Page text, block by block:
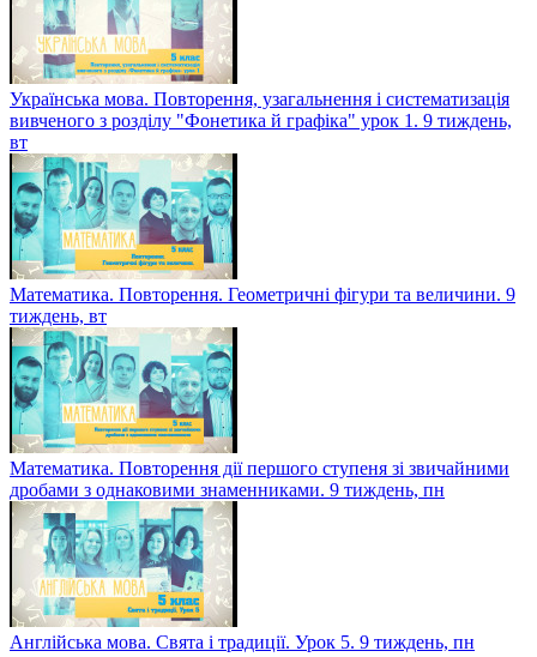
Українська мова. Повторення, узагальнення і систематизація
вивченого з розділу "Фонетика й графіка". Урок 2. 9 тиждень,
ср
Англійська мова. Свята і традиції. Урок 6. 9 тиждень, ср
Історія України. Турбота про здоров`я. Медицина. Аптеки.
Спорт. Як колись проводили вільний час. 9 тиждень, ср
Українська мова. Повторення, узагальнення і систематизація